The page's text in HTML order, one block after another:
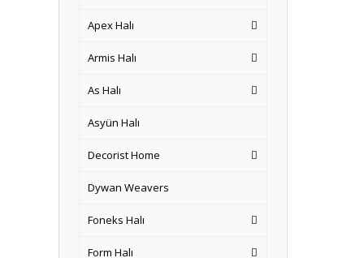
Apex Halı
Armis Halı
As Halı
Asyün Halı
Decorist Home
Dywan Weavers
Foneks Halı
Form Halı